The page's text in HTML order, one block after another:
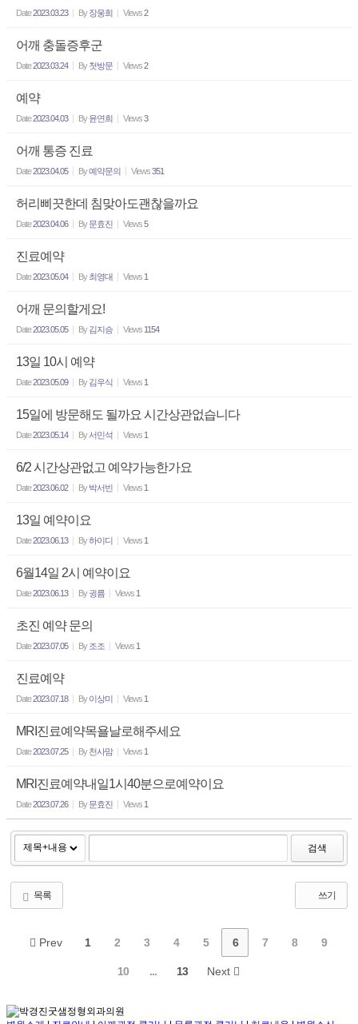
Date2023.03.23 By 장웅희 Views2
어깨 충돌증후군
Date2023.03.24 By 첫방문 Views2
예약
Date2023.04.03 By 윤연희 Views3
어깨 통증 진료
Date2023.04.05 By예약문의 Views351
허리삐끗한데 침맞아도괜찮을까요
Date2023.04.06 By 문효진 Views5
진료예약
Date2023.05.04 By 최영대 Views 1
어깨 문의할게요!
Date2023.05.05 By 김지승 Views 1154
13일 10시 예약
Date2023.05.09 By 김우식 Views 1
15일에 방문해도 될까요 시간상관없습니다
Date2023.05.14 By 서민석 Views 1
6/2 시간상관없고 예약가능한가요
Date2023.06.02 By 박서빈 Views 1
13일 예약이요
Date2023.06.13 By하이디 Views 1
6월14일 2시 예약이요
Date2023.06.13 By 귕름 Views 1
초진 예약 문의
Date2023.07.05 By 조조 Views 1
진료예약
Date2023.07.18 By 이상미 Views 1
MRI진료예약목욜날로해주세요
Date2023.07.25 By 천사맘 Views 1
MRl진료예약내일1시40분으로예약이요
Date2023.07.26 By 문효진 Views 1
검색
목록 쓰기
Prev 1 2 3 4 5 6 7 8 9
10 ... 13 Next